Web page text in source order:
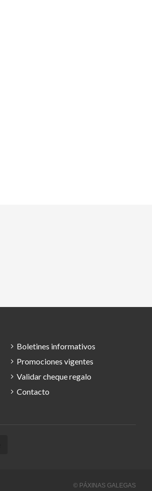
Boletines informativos
Promociones vigentes
Validar cheque regalo
Contacto
© PÁXINAS GALEGAS